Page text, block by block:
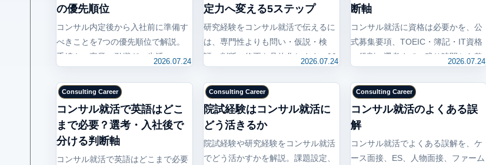
の優先順位
コンサル内定後から入社前に準備す
べきことを7つの優先順位で解説。
手続き、卒業・引継ぎ、生活、
ドバック、6週間計画まで具体化し
ます。
2026.07.24
定力へ変える5ステップ
研究経験をコンサル就活で伝えるに
は、専門性よりも問い・仮説・検
証・判断・修正を具体化します。90
作り方を解説します。
2026.07.24
断軸
コンサル就活に資格は必要かを、公
式募集要項、TOEIC・簿記・IT資格
の役割、選考までの残り時間から整
物面接の優先順位を決める4つの質
問を解説します。
2026.07.24
Consulting Career
コンサル就活で英語はどこ
まで必要？選考・入社後で
分ける判断軸
コンサル就活で英語はどこまで必要
Consulting Career
院試経験はコンサル就活に
どう活きるか
院試経験や研究経験をコンサル就活
でどう活かすかを解説。課題設定、
Consulting Career
コンサル就活のよくある誤
解
コンサル就活でよくある誤解を、ケ
ース面接、ES、人物面接、ファーム